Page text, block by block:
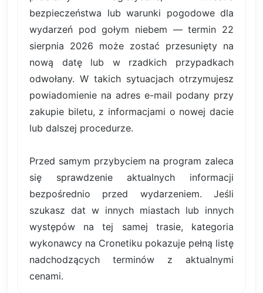
bezpieczeństwa lub warunki pogodowe dla
wydarzeń pod gołym niebem — termin 22
sierpnia 2026 może zostać przesunięty na
nową datę lub w rzadkich przypadkach
odwołany. W takich sytuacjach otrzymujesz
powiadomienie na adres e-mail podany przy
zakupie biletu, z informacjami o nowej dacie
lub dalszej procedurze.
Przed samym przybyciem na program zaleca
się sprawdzenie aktualnych informacji
bezpośrednio przed wydarzeniem. Jeśli
szukasz dat w innych miastach lub innych
występów na tej samej trasie, kategoria
wykonawcy na Cronetiku pokazuje pełną listę
nadchodzących terminów z aktualnymi
cenami.